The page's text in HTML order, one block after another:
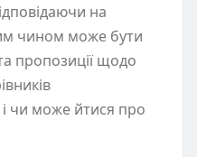
на
чином може бути
пропозиції щодо
чи може йтися про